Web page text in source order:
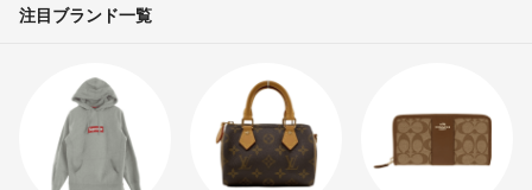
注目ブランド一覧